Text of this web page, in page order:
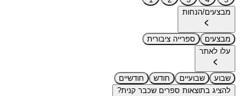
מבצעים/הנחות
מבצעים
ספרייה ציבורית
עלו לאתר
שבוע שבועיים חודש
חודשיים
להציג בתוצאות ספרים שכבר קנית?